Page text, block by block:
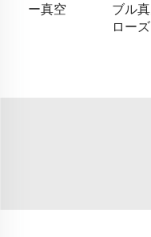
ー真空
ブル
ローズ